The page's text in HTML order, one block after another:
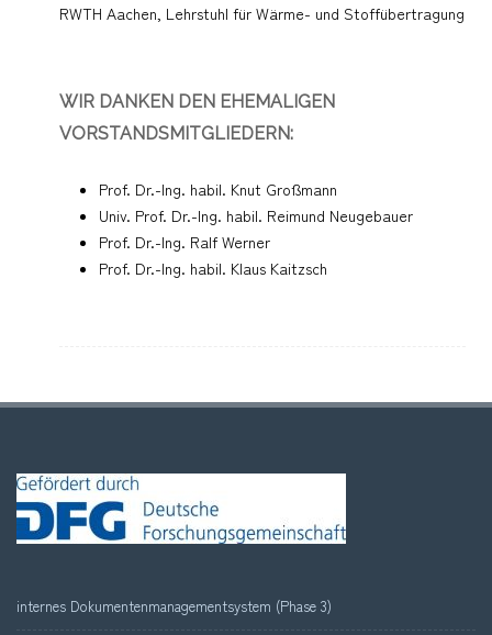
RWTH Aachen, Lehrstuhl für Wärme- und Stoffübertragung
WIR DANKEN DEN EHEMALIGEN
VORSTANDSMITGLIEDERN:
Prof. Dr.-Ing. habil. Knut Großmann
Univ. Prof. Dr.-Ing. habil. Reimund Neugebauer
Prof. Dr.-Ing. Ralf Werner
Prof. Dr.-Ing. habil. Klaus Kaitzsch
internes Dokumentenmanagementsystem (Phase 3)